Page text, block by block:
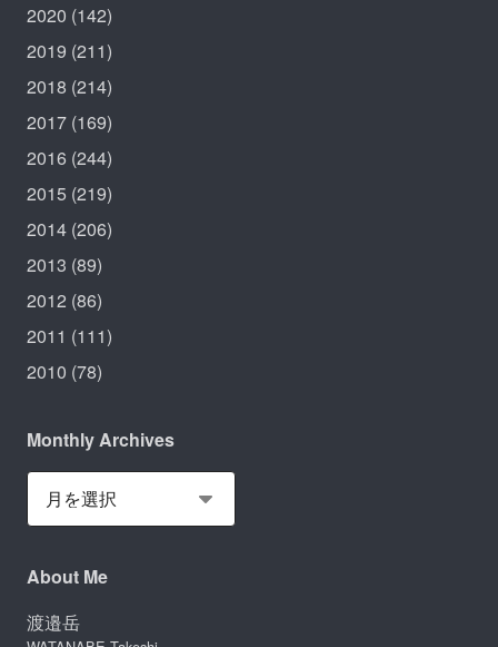
2020 (142)
2019 (211)
2018 (214)
2017 (169)
2016 (244)
2015 (219)
2014 (206)
2013 (89)
2012 (86)
2011 (111)
2010 (78)
Monthly Archives
About Me
渡邉岳